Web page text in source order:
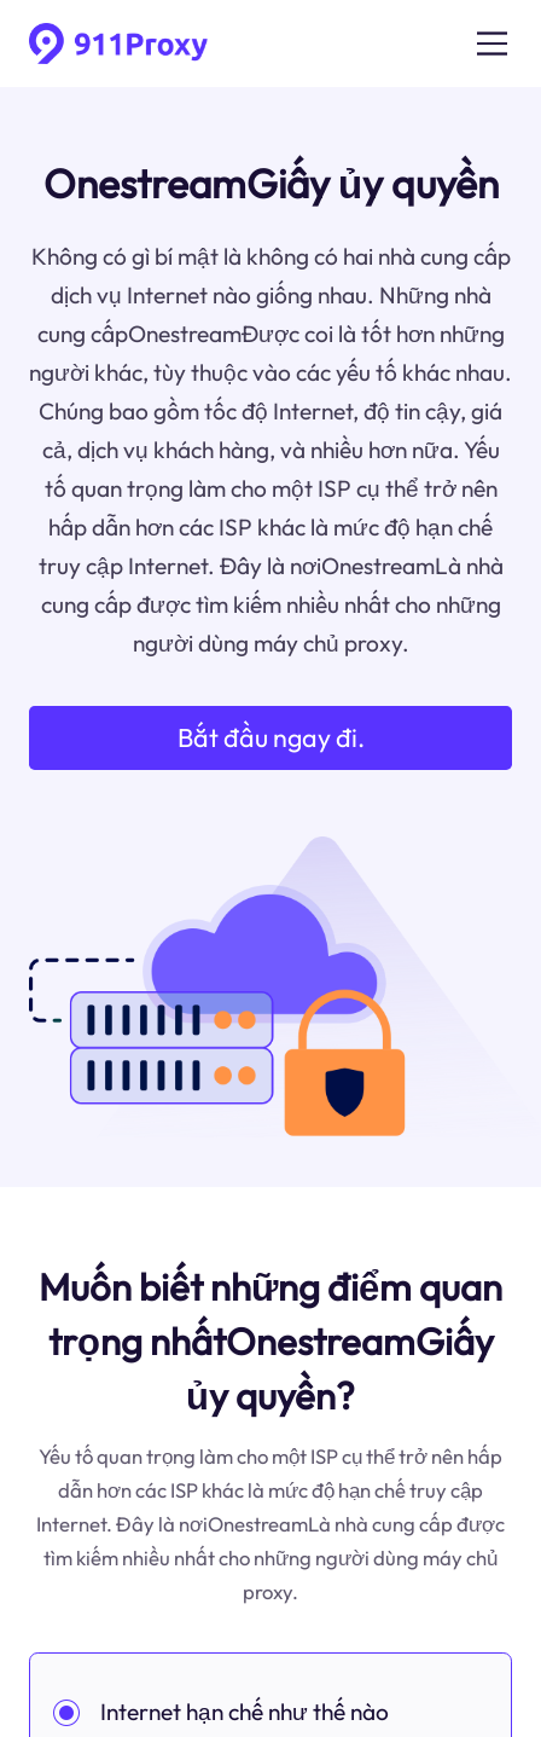
OnestreamGiấy ủy quyền
Không có gì bí mật là không có hai nhà cung cấp
dịch vụ Internet nào giống nhau. Những nhà
cung cấpOnestreamĐược coi là tốt hơn những
người khác, tùy thuộc vào các yếu tố khác nhau.
Chúng bao gồm tốc độ Internet, độ tin cậy, giá
cả, dịch vụ khách hàng, và nhiều hơn nữa. Yếu
tố quan trọng làm cho một ISP cụ thể trở nên
hấp dẫn hơn các ISP khác là mức độ hạn chế
truy cập Internet. Đây là nơiOnestreamLà nhà
cung cấp được tìm kiếm nhiều nhất cho những
người dùng máy chủ proxy.
Bắt đầu ngay đi.
Muốn biết những điểm quan
trọng nhấtOnestreamGiấy
ủy quyền?
Yếu tố quan trọng làm cho một ISP cụ thể trở nên hấp
dẫn hơn các ISP khác là mức độ hạn chế truy cập
Internet. Đây là nơiOnestreamLà nhà cung cấp được
tìm kiếm nhiều nhất cho những người dùng máy chủ
proxy.
Internet hạn chế như thế nào